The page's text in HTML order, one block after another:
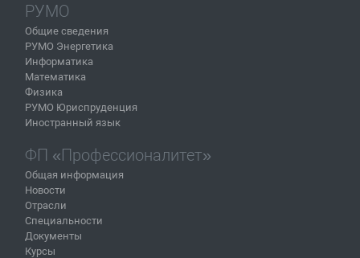
РУМО
Общие сведения
РУМО Энергетика
Информатика
Математика
Физика
РУМО Юриспруденция
Иностранный язык
ФП «Профессионалитет»
Общая информация
Новости
Отрасли
Специальности
Документы
Курсы